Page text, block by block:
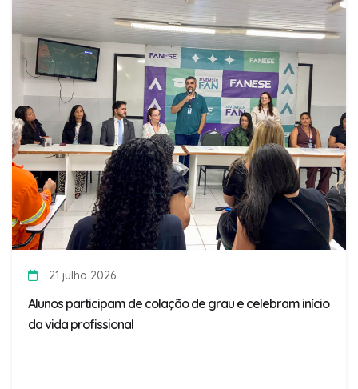
21 julho 2026
Alunos participam de colação de grau e celebram início
da vida profissional